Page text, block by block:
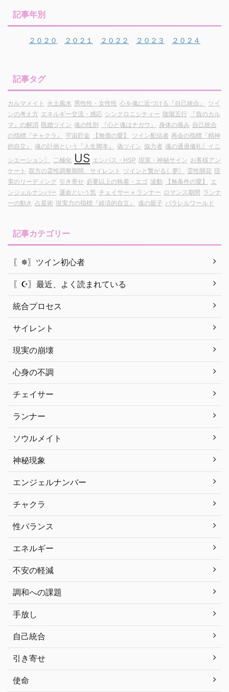
記事年別
２０２０ ２０２１ ２０２２ ２０２３ ２０２４
記事タグ
カルマメイト 火土風水 男性性・女性性 心を魂に近づける『自己統合』
ツイ
ンの考え方 エネルギー交流・感応 シンクロニシティー 陰陽五行
『負のカル
マ』の解消 既婚ツイン 魂の性別 『心と魂はチガウ』 身体の痛み 自己統合
の指標『チャクラ』
宇宙貯金 【無償の愛】 ツイン配信者 再会の指標『精神
的自立』
魂の計画という『人生脚本』 偽ツイン 協力者 魂の通過儀礼〖イニ
シエーション〗
二極化 US エンパス・HSP 現実・神秘サイン お客様アン
ケート 双方の霊性調整期間、サイレント ツインと繋がる〖夢〗 霊性開花 現
実のリーディング 引き寄せ 必要以上の執着・エゴ 波動 【無条件の愛】
エ
ンジェルナンバー 運命という気 チェイサー × ランナー ロマンス期間 ランナ
ーの動き 占星術 現実力の指標『経済的自立』 魂の親子 パラレルワールド
記事カテゴリー
〖✵〗ツイン初心者
〖☪︎〗最近、よく読まれている
統合プロセス
サイレント
現実の崩壊
心身の不調
チェイサー
ランナー
ソウルメイト
神秘現象
エンジェルナンバー
チャクラ
性バランス
エネルギー
不安の軽減
調和への課題
手放し
自己統合
引き寄せ
使命